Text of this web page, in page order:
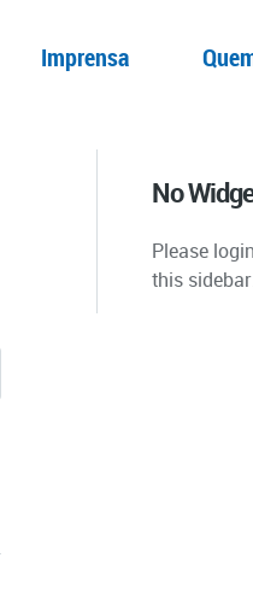
Imprensa
No
Please
this